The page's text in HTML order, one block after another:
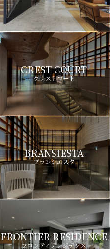
CREST COURT
クレストコート
BRANSIESTA
ブランシエスタ
FRONTIER RESIDENCE
フロンティアレジデンス